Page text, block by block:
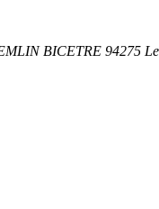
BICETRE 94275